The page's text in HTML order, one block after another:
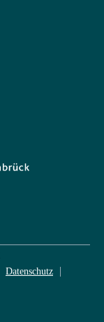
Datenschutz